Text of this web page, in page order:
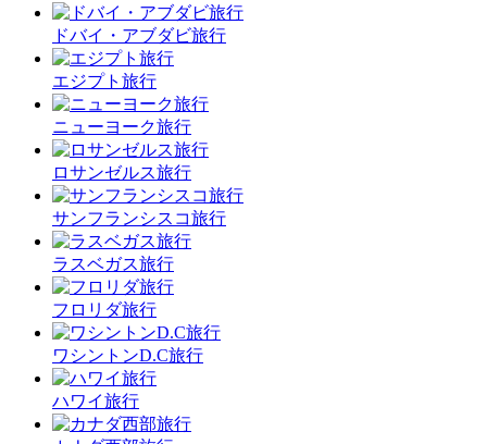
ドバイ・アブダビ旅行
エジプト旅行
ニューヨーク旅行
ロサンゼルス旅行
サンフランシスコ旅行
ラスベガス旅行
フロリダ旅行
ワシントンD.C旅行
ハワイ旅行